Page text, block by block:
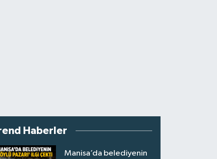
Haberler
Manisa’da belediyenin